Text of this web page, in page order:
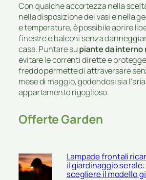
Con qualche accortezza nella
nella disposizione dei vasi e nella
e temperature, è possibile aprire
finestre e balconi senza
casa. Puntare supiante da interno
evitare le correnti dirette e
freddo permette di attraversare
mese di maggio, godendosi sia
appartamento rigoglioso.
Offerte Garden
Lampade frontali
il giardinaggio
scegliere il modello